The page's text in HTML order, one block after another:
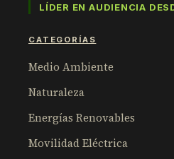
LÍDER EN AUDIENCIA
CATEGORÍAS
Medio Ambiente
Naturaleza
Energías Renovables
Movilidad Eléctrica